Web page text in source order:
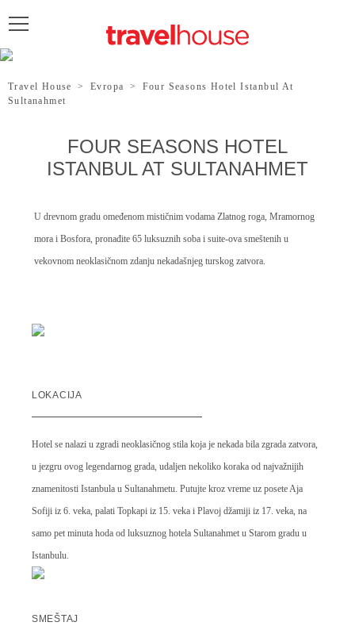
Travel House > Evropa >
Four Seasons Hotel Istanbul At
Sultanahmet
FOUR SEASONS HOTEL
ISTANBUL AT SULTANAHMET
U drevnom gradu omeđenom mističnim vodama Zlatnog roga, Mramornog
mora i Bosfora, pronađite 65 luksuznih soba i suite-ova smeštenih u
vekovnom neoklasičnom zdanju nekadašnjeg turskog zatvora.
LOKACIJA
Hotel se nalazi u zgradi neoklasičnog stila koja je nekada bila zgrada zatvora,
u jezgru ovog legendarnog grada, udaljen nekoliko koraka od najvažnijih
znamenitosti Istanbula u Sultanahmetu. Putujte kroz vreme uz posete Aja
Sofiji iz 6. veka, palati Topkapi iz 15. veka i Plavoj džamiji iz 17. veka, na
samo pet minuta hoda od luksuznog hotela Sultanahmet u Starom gradu u
Istanbulu.
SMEŠTAJ